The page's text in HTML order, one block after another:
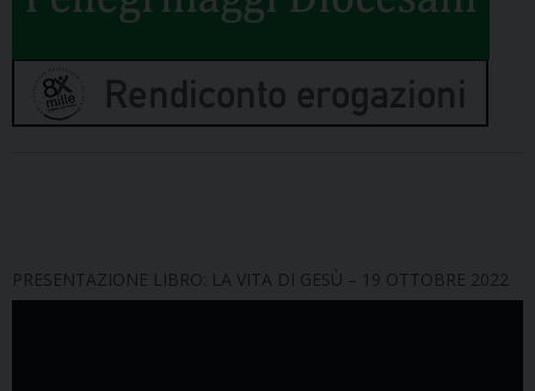
PRESENTAZIONE LIBRO: LA VITA DI GESÙ – 19 OTTOBRE 2022